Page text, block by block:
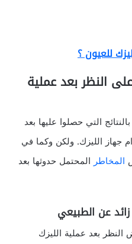
للعيون ؟
النظر بعد عملية
التي حصلوا عليها بعد
جهاز الليزك. ولكن وكما في
المخاطرالمحتمل حدوثها بعد
عن الطبيعي
بعد عملية الليزك